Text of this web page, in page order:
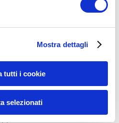
Mostra dettagli
tutti i cookie
selezionati
(36)